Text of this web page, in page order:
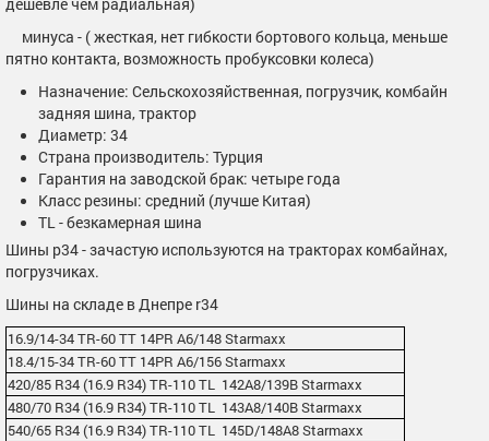
минуса - ( жесткая, нет гибкости бортового кольца, меньше
пятно контакта, возможность пробуксовки колеса)
Назначение: Сельскохозяйственная, погрузчик, комбайн
задняя шина, трактор
Диаметр: 34
Страна производитель: Турция
Гарантия на заводской брак: четыре года
Класс резины: средний (лучше Китая)
TL - безкамерная шина
Шины р34 - зачастую используются на тракторах комбайнах,
погрузчиках.
Шины на складе в Днепре r34
16.9/14-34 TR-60 TT 14PR A6/148 Starmaxx
18.4/15-34 TR-60 TT 14PR A6/156 Starmaxx
420/85 R34 (16.9 R34) TR-110 TL 142A8/139B Starmaxx
480/70 R34 (16.9 R34) TR-110 TL 143A8/140B Starmaxx
540/65 R34 (16.9 R34) TR-110 TL 145D/148A8 Starmaxx